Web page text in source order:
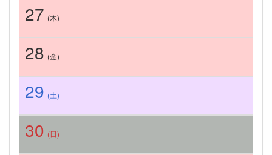
27 (木)
28 (金)
29 (土)
30 (日)